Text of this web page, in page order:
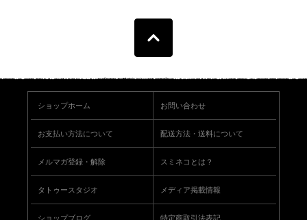
ショップホーム お問い合わせ
お支払い方法について 配送方法・送料について
メルマガ登録・解除 スミネコとは？
タトゥースタジオ メディア掲載情報
ショップブログ 特定商取引法表記